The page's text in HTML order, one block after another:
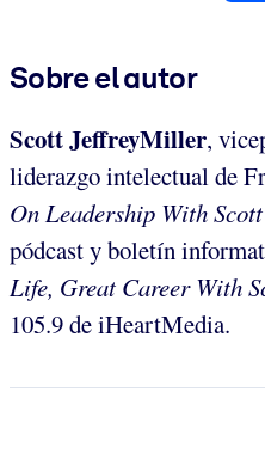
Sobre el autor
Scott JeffreyMiller,
liderazgo intelectual de
On Leadership With
pódcast y boletín
Life, Great Career With
105.9 de iHeartMedia.